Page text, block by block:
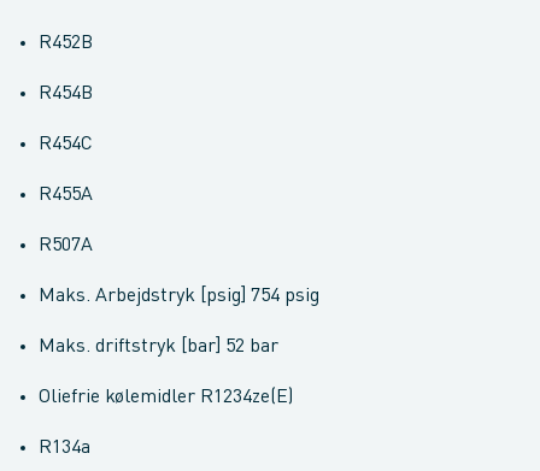
R452B
R454B
R454C
R455A
R507A
Maks. Arbejdstryk [psig] 754 psig
Maks. driftstryk [bar] 52 bar
Oliefrie kølemidler R1234ze(E)
R134a